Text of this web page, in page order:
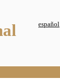
español